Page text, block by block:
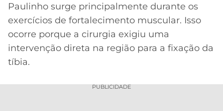
Paulinho surge principalmente durante os
exercícios de fortalecimento muscular. Isso
ocorre porque a cirurgia exigiu uma
intervenção direta na região para a fixação da
tíbia.
PUBLICIDADE